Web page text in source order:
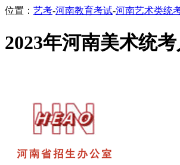
位置： 艺考-河南教育考试-河南艺术类统
2023年河南美术统